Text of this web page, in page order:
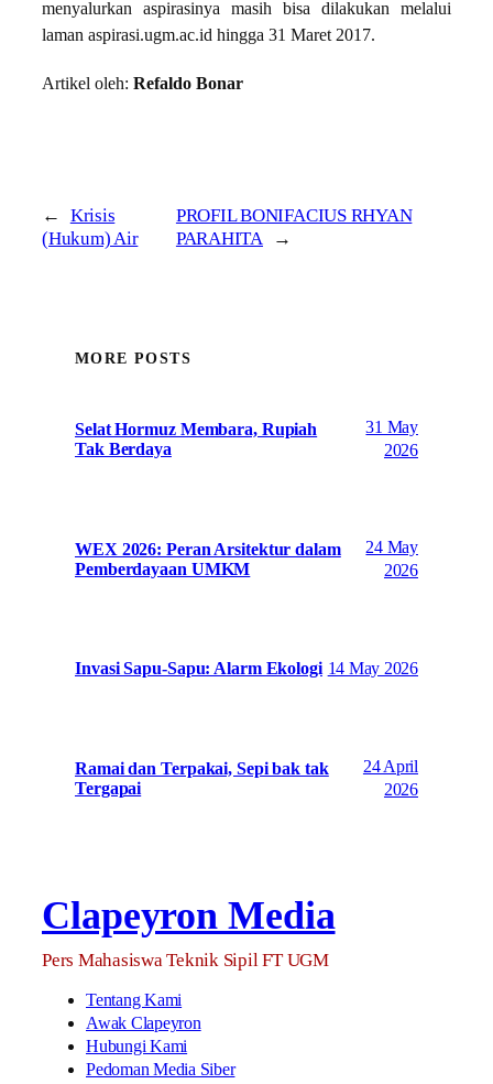
menyalurkan aspirasinya masih bisa dilakukan melalui
laman aspirasi.ugm.ac.id hingga 31 Maret 2017.
Artikel oleh: Refaldo Bonar
←
Krisis
(Hukum) Air
PROFIL BONIFACIUS RHYAN
PARAHITA
→
MORE POSTS
Selat Hormuz Membara, Rupiah
Tak Berdaya
31 May
2026
WEX 2026: Peran Arsitektur dalam
Pemberdayaan UMKM
24 May
2026
Invasi Sapu-Sapu: Alarm Ekologi 14 May 2026
Ramai dan Terpakai, Sepi bak tak
Tergapai
24 April
2026
Clapeyron Media
Pers Mahasiswa Teknik Sipil FT UGM
Tentang Kami
Awak Clapeyron
Hubungi Kami
Pedoman Media Siber